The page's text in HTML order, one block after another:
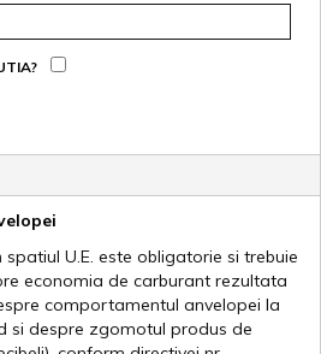
U.E. este obligatorie si trebuie
economia de carburant rezultata
comportamentul anvelopei la
si despre zgomotul produs de